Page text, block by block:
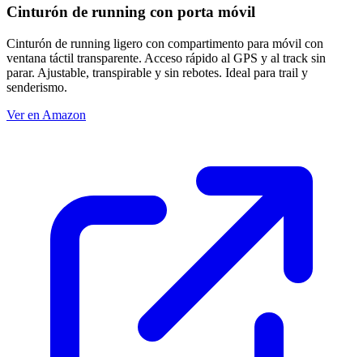
Cinturón de running con porta móvil
Cinturón de running ligero con compartimento para móvil con
ventana táctil transparente. Acceso rápido al GPS y al track sin
parar. Ajustable, transpirable y sin rebotes. Ideal para trail y
senderismo.
Ver en Amazon